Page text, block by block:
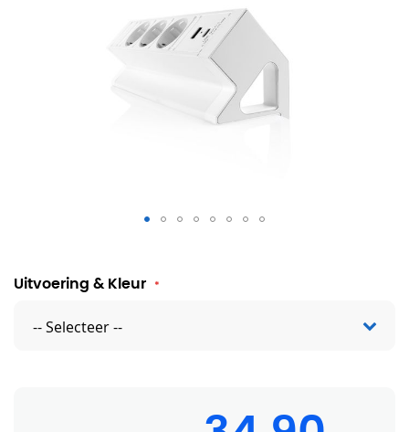
Stekkerdoos Power Desk UP 2.0
Uitvoering & Kleur